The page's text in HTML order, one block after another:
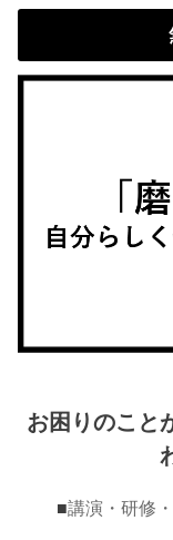
お困りのこと
■講演・研修